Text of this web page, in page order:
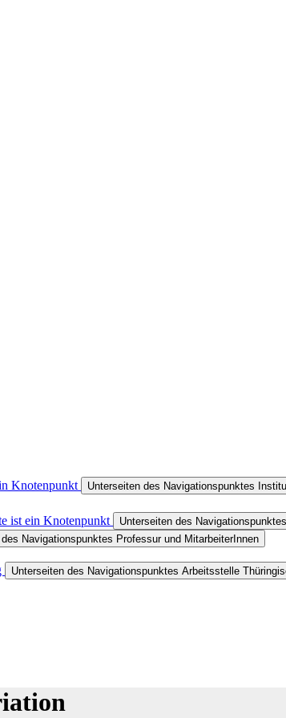
Knotenpunkt Unterseiten des Navigationspunktes
ist ein Knotenpunkt Unterseiten des
Navigationspunktes Professur und MitarbeiterInnen
Unterseiten des Navigationspunktes Arbeitsstelle